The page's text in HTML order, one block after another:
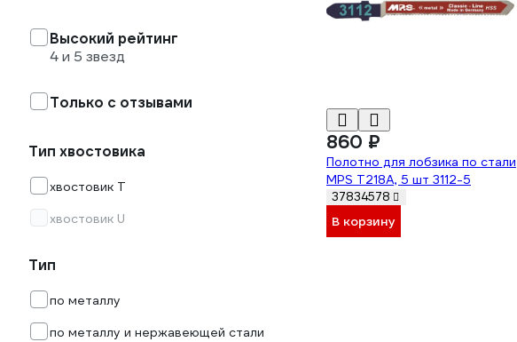
Высокий рейтинг
4 и 5 звезд
Только с отзывами
Тип хвостовика
хвостовик Т
хвостовик U
Тип
по металлу
по металлу и нержавеющей стали
860 ₽
Полотно для лобзика по стали
MPS T218A, 5 шт 3112-5
37834578
В корзину